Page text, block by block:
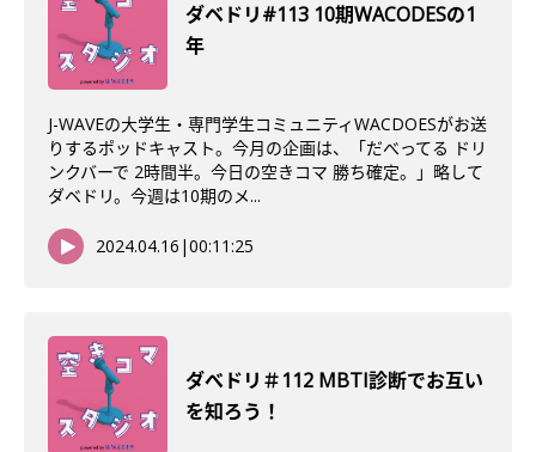
ダベドリ#113 10期WACODESの1
年
J-WAVEの大学生・専門学生コミュニティWACDOESがお送
りするポッドキャスト。今月の企画は、「だべってる ドリ
ンクバーで 2時間半。今日の空きコマ 勝ち確定。」略して
ダベドリ。今週は10期のメ...
2024.04.16 |00:11:25
ダべドリ＃112 MBTI診断でお互い
を知ろう！